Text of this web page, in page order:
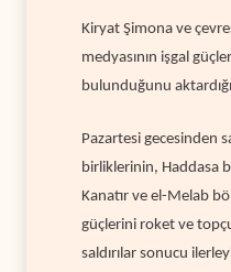
Kiryat Şimona ve
medyasının işgal
bulunduğunu
Pazartesi gecesinden
birliklerinin, Haddasa
Kanatır ve el-Melab
güçlerini roket ve topçu
saldırılar sonucu